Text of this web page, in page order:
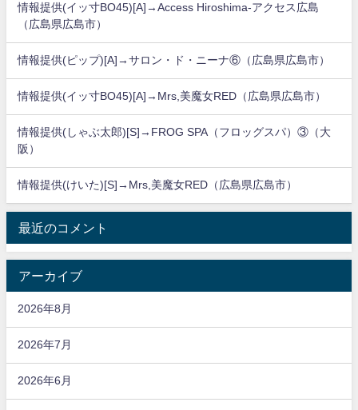
情報提供(イッ寸BO45)[A]→Access Hiroshima-アクセス広島
（広島県広島市）
情報提供(ピップ)[A]→サロン・ド・ニーナ⑥（広島県広島市）
情報提供(イッ寸BO45)[A]→Mrs,美魔女RED（広島県広島市）
情報提供(しゃぶ太郎)[S]→FROG SPA（フロッグスパ）③（大
阪）
情報提供(けいた)[S]→Mrs,美魔女RED（広島県広島市）
最近のコメント
アーカイブ
2026年8月
2026年7月
2026年6月